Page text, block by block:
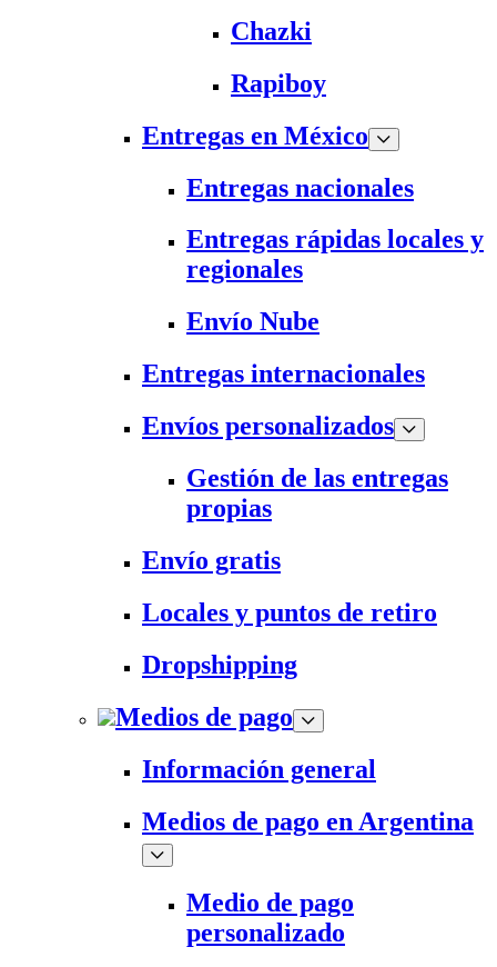
Chazki
Rapiboy
Entregas en México
Entregas nacionales
Entregas rápidas locales y
regionales
Envío Nube
Entregas internacionales
Envíos personalizados
Gestión de las entregas
propias
Envío gratis
Locales y puntos de retiro
Dropshipping
Medios de pago
Información general
Medios de pago en Argentina
Medio de pago
personalizado